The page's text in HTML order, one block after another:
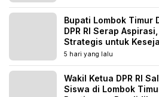
Bupati Lombok Timur
DPR RI Serap
Strategis untuk
5 hari yang lalu
Wakil Ketua DPR RI
Siswa di Lombok